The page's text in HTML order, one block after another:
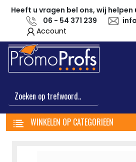
Heeft u vragen bel ons, wij helpen
06 - 54 371 239
Account
WINKELEN OP CATEGORIEEN